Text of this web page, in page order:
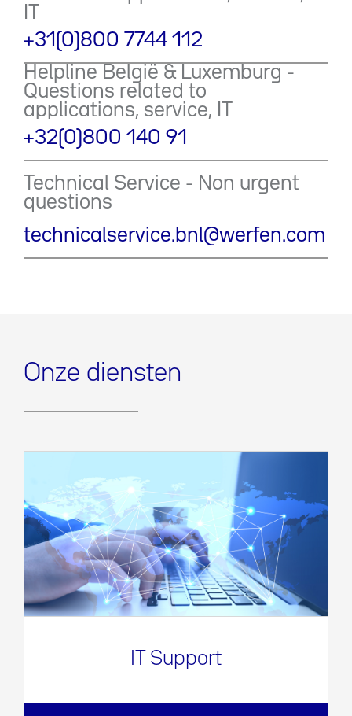
+31(0)800 7744 112
Helpline België & Luxemburg -
Questions related to
applications, service, IT
+32(0)800 140 91
Technical Service - Non urgent
questions
technicalservice.bnl@werfen.com​
Onze diensten
IT Support